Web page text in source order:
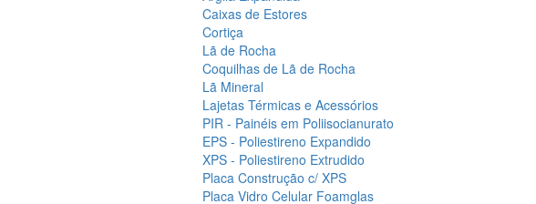
Caixas de Estores
Cortiça
Lã de Rocha
Coquilhas de Lã de Rocha
Lã Mineral
Lajetas Térmicas e Acessórios
PIR - Painéis em Poliisocianurato
EPS - Poliestireno Expandido
XPS - Poliestireno Extrudido
Placa Construção c/ XPS
Placa Vidro Celular Foamglas